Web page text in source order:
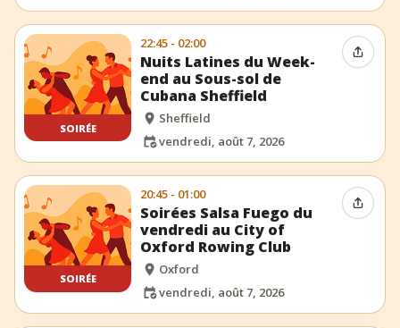
SOIRÉE
22:45 - 02:00
Nuits Latines du Week-
end au Sous-sol de
Cubana Sheffield
Sheffield
vendredi, août 7, 2026
SOIRÉE
20:45 - 01:00
Soirées Salsa Fuego du
vendredi au City of
Oxford Rowing Club
Oxford
vendredi, août 7, 2026